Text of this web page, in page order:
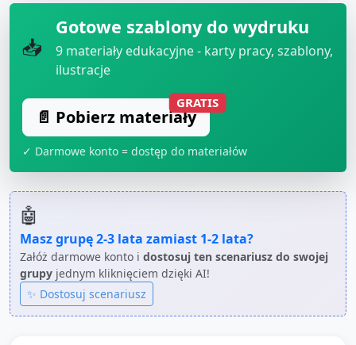
📥
Gotowe szablony do wydruku
9 materiały edukacyjne - karty pracy, szablony,
ilustracje
📄 Pobierz materiały
GRATIS
✓ Darmowe konto = dostęp do materiałów
🤖
Masz grupę2-3 lata zamiast 1-2 lata?
Załóż darmowe konto i dostosuj ten scenariusz do swojej
grupy jednym kliknięciem dzięki AI!
✨ Dostosuj scenariusz